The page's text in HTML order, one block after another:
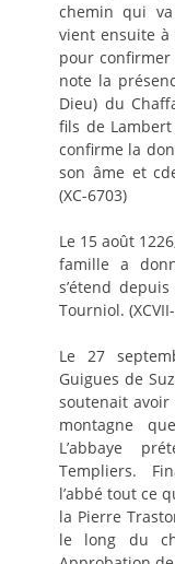
chemin qui va
vient ensuite à
pour confirmer
note la
Dieu) du
fils de
confirme la
son âme et
(XC-6703)
Le 15 août
famille a
s’étend
Tourniol.
Le 27
Guigues de
soutenait
montagne
L’abbaye
Templiers.
l’abbé tout ce
la Pierre
le long du